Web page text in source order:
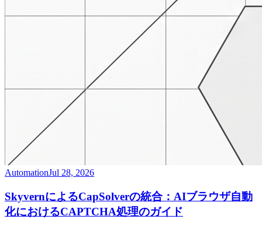
AutomationJul 28, 2026
SkyvernによるCapSolverの統合：AIブラウザ自動
化におけるCAPTCHA処理のガイド